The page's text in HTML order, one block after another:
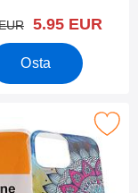
hinta
uusi hinta
5.95 EUR
Osta
(6.7) suosikiksiiPhone